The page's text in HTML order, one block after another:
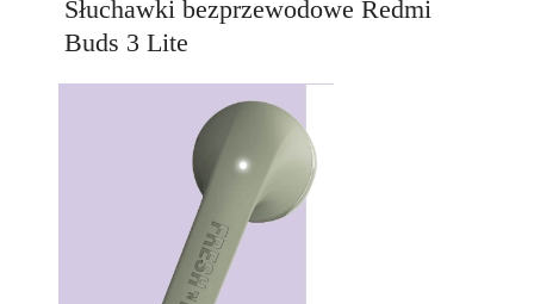
Słuchawki bezprzewodowe Redmi
Buds 3 Lite